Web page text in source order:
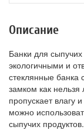
Описание
Банки для
экологичными и
стеклянные банка
замком как
пропускает влагу
можно
сыпучих продуктов.